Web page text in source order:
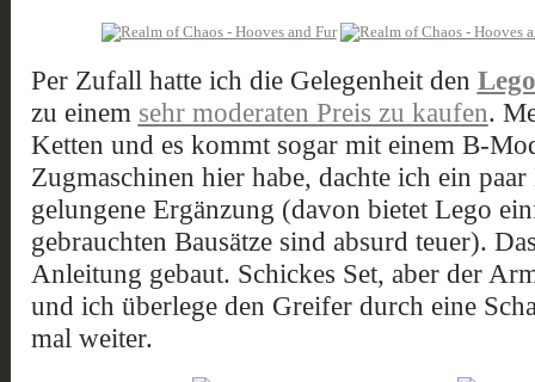
Per Zufall hatte ich die Gelegenheit den
zu einem sehr moderaten Preis zu kaufen.
Ketten und es kommt sogar mit einem B-
Zugmaschinen hier habe, dachte ich ein
gelungene Ergänzung (davon bietet Lego
gebrauchten Bausätze sind absurd teuer).
Anleitung gebaut. Schickes Set, aber der
und ich überlege den Greifer durch eine
mal weiter.